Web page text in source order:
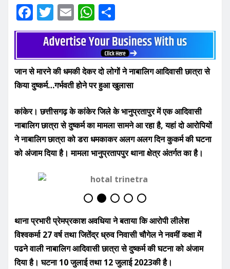
F
a
e
b
o
o
k
T
w
it
te
r
E
m
ai
l
W
h
at
s
A
p
p
h
ar
e
जान से मारने की धमकी देकर दो लोगों ने नाबालिग आदिवासी छात्रा से
किया दुष्कर्म…गर्भवती होने पर हुआ खुलासा
कांकेर। छत्तीसगढ़ के कांकेर जिले के भानुप्रतापुर में एक आदिवासी
नाबालिग छात्रा से दुष्कर्म का मामला सामने आ रहा है, यहां दो आरोपियों
ने नाबालिग छात्रा को डरा धमकाकर अलग अलग दिन कुकर्म की घटना
को अंजाम दिया है। मामला भानुप्रतापपुर थाना क्षेत्र अंतर्गत का है।
थाना प्रभारी प्रेमप्रकाश अवधिया ने बताया कि आरोपी लीलेश
विश्वकर्मा 27 वर्ष तथा जितेंद्र ध्रुव निवासी चौगेल ने नवमीं कक्षा में
पढने वाली नाबालिग आदिवासी छात्रा से दुष्कर्म की घटना को अंजाम
दिया है। घटना 10 जुलाई तथा 12 जुलाई 2023की है।